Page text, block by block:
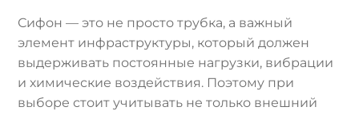
Сифон — это не просто трубка, а важный
элемент инфраструктуры, который должен
выдерживать постоянные нагрузки, вибрации
и химические воздействия. Поэтому при
выборе стоит учитывать не только внешний